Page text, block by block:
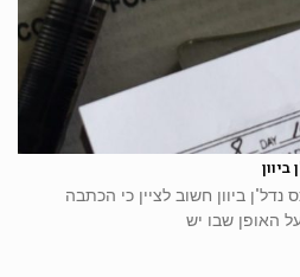
ביוון חשוב לציין כי הכתבה
האופן שבו יש